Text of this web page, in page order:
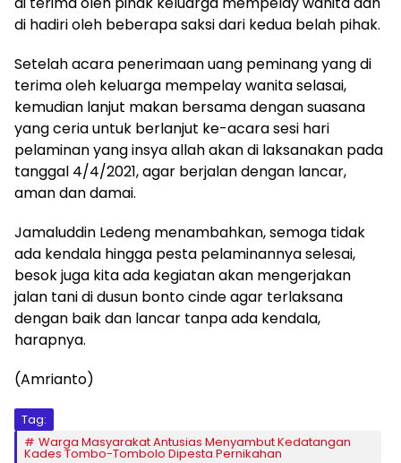
di hadiri oleh beberapa saksi dari kedua belah pihak.
Setelah acara penerimaan uang peminang yang di
terima oleh keluarga mempelay wanita selasai,
kemudian lanjut makan bersama dengan suasana
yang ceria untuk berlanjut ke-acara sesi hari
pelaminan yang insya allah akan di laksanakan pada
tanggal 4/4/2021, agar berjalan dengan lancar,
aman dan damai.
Jamaluddin Ledeng menambahkan, semoga tidak
ada kendala hingga pesta pelaminannya selesai,
besok juga kita ada kegiatan akan mengerjakan
jalan tani di dusun bonto cinde agar terlaksana
dengan baik dan lancar tanpa ada kendala,
harapnya.
(Amrianto)
Tag:
Warga Masyarakat Antusias Menyambut Kedatangan
Kades Tombo-Tombolo Dipesta Pernikahan